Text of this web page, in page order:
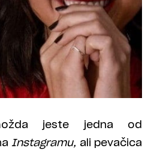
jeste jedna od
Instagramu, ali pevačica